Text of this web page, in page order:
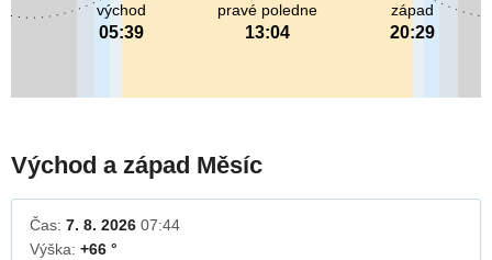
pravé poledne
13:04
východ
05:39
západ
20:29
Východ a západ Měsíc
Čas: 7. 8. 2026 07:44
Výška: +66 °